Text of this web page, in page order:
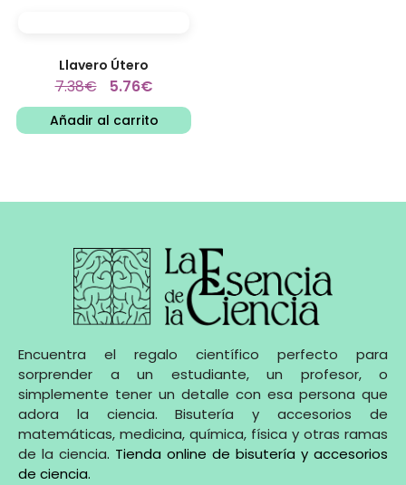
Llavero Útero
7.38€ 5.76€
Añadir al carrito
Encuentra el regalo científico perfecto para
sorprender a un estudiante, un profesor, o
simplemente tener un detalle con esa persona que
adora la ciencia. Bisutería y accesorios de
matemáticas, medicina, química, física y otras ramas
de la ciencia. Tienda online de bisutería y accesorios
de ciencia.